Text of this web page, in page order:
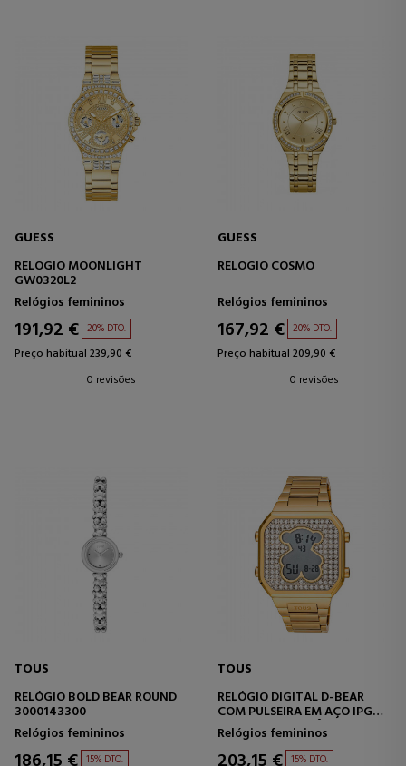
GUESS
RELÓGIO MOONLIGHT
GW0320L2
Relógios femininos
191,92 € 20% DTO.
Preço habitual 239,90 €
0 revisões
GUESS
RELÓGIO COSMO
Relógios femininos
167,92 € 20% DTO.
Preço habitual 209,90 €
0 revisões
TOUS
RELÓGIO BOLD BEAR ROUND
3000143300
Relógios femininos
15% DTO.
TOUS
RELÓGIO DIGITAL D-BEAR
COM PULSEIRA EM AÇO IPG
DOURADO E ZIRCÔNIAS
CÚBICAS.
Relógios femininos
15% DTO.